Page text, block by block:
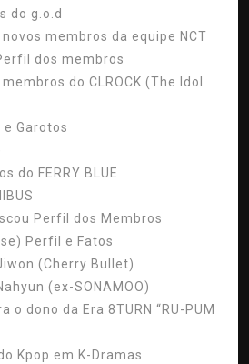
do g.o.d
membros da equipe NCT
dos membros
do CLROCK (The Idol
Garotos
do FERRY BLUE
Perfil dos Membros
Perfil e Fatos
(Cherry Bullet)
(ex-SONAMOO)
o dono da Era 8TURN “RU-PUM
Kpop em K-Dramas